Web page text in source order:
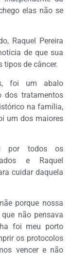
elas não se
Raquel Pereira
de que sua
tipos de câncer.
foi um abalo
dos tratamentos
na família,
um dos maiores
por todos os
e Raquel
cuidar daquela
porque nossa
não pensava
foi meu porto
os protocolos
vencer e não